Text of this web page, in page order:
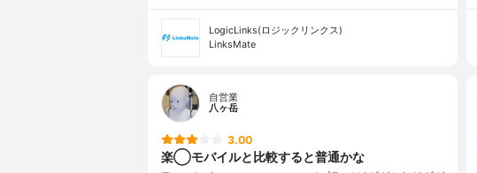
LogicLinks(ロジックリンクス)
LinksMate
自営業
八ヶ岳
3.00
楽◯モバイルと比較すると普通かな